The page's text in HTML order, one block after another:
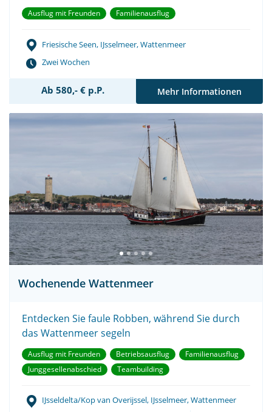
Ausflug mit Freunden Familienausflug
Friesische Seen, IJsselmeer, Wattenmeer
Zwei Wochen
Ab 580,- € p.P. Mehr Informationen
Wochenende Wattenmeer
Entdecken Sie faule Robben, während Sie durch
das Wattenmeer segeln
Ausflug mit Freunden Betriebsausflug
Familienausflug
Junggesellenabschied
Teambuilding
IJsseldelta/Kop van Overijssel, IJsselmeer, Wattenmeer